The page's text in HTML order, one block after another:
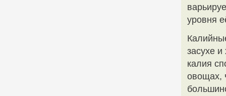
уровня
засухе
калия
овощах,